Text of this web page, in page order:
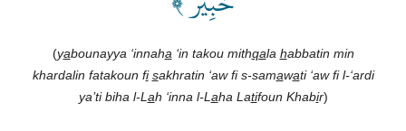
(yabounayya ‘innaha ‘in takou mithqala habbatin min
khardalin fatakoun fi sakhratin ‘aw fi s-samawati ‘aw fi l-‘ardi
ya’ti biha l-L ah ‘inna l-L aha Latifoun Khabir)